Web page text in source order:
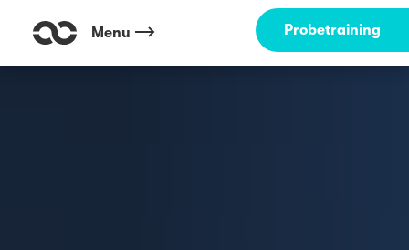
Menu Probetraining